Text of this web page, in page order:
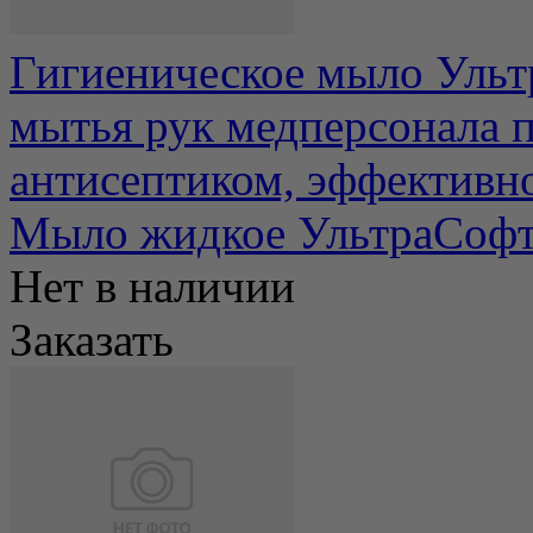
Гигиеническое мыло
мытья рук медперсонала
антисептиком,
Мыло жидкое
Нет в наличии
Заказать